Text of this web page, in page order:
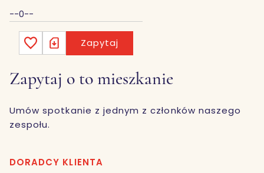
--0--
Zapytaj
Zapytaj o to mieszkanie
Umów spotkanie z jednym z członków naszego
zespołu.
DORADCY KLIENTA